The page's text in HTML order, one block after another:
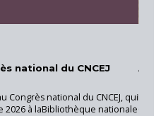
d’Appel d’Aix-en-
une réunion régionale au
de Luc RICHAUD,